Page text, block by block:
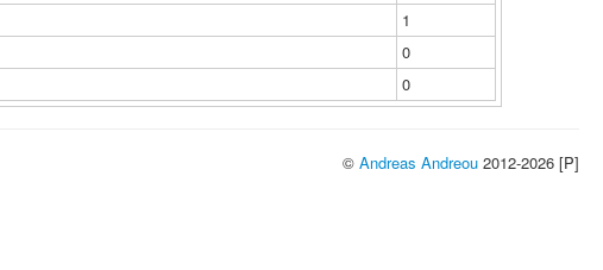
1
0
0
© Andreas Andreou 2012-2026 [P]